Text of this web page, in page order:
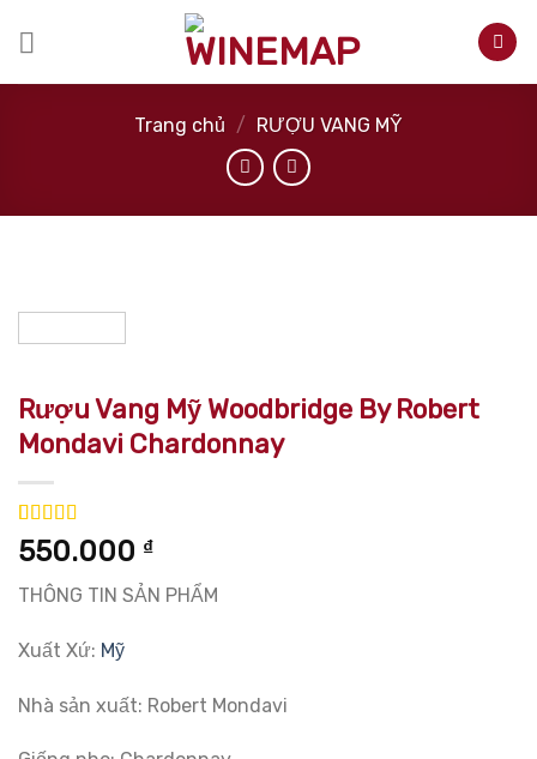
Trang chủ / RƯỢU VANG MỸ
Rượu Vang Mỹ Woodbridge By Robert
Mondavi Chardonnay
5.00trên 5
dựa trên
1
đánh giá
550.000 ₫
THÔNG TIN SẢN PHẨM
Xuất Xứ: Mỹ
Nhà sản xuất: Robert Mondavi